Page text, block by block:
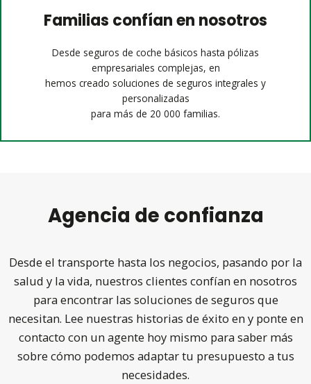
Familias confían en nosotros
Desde seguros de coche básicos hasta pólizas
empresariales complejas, en
hemos creado soluciones de seguros integrales y
personalizadas
para más de 20 000 familias.
Agencia de confianza
Desde el transporte hasta los negocios, pasando por la
salud y la vida, nuestros clientes confían en nosotros
para encontrar las soluciones de seguros que
necesitan. Lee nuestras historias de éxito en y ponte en
contacto con un agente hoy mismo para saber más
sobre cómo podemos adaptar tu presupuesto a tus
necesidades.